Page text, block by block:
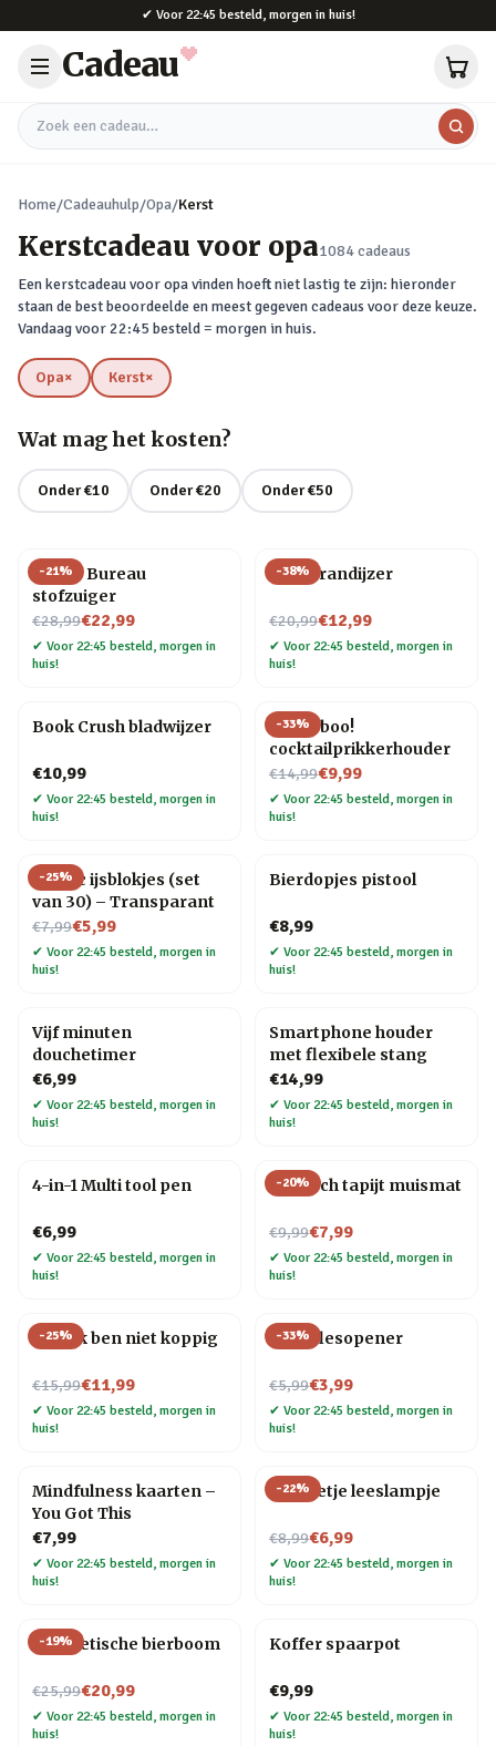
✔ Voor 22:45 besteld, morgen in huis!
Cadeau
Zoek een cadeau
Home/Cadeauhulp/Opa/Kerst
Kerstcadeau voor opa1084cadeaus
Een kerstcadeau voor opa vinden hoeft niet lastig te zijn: hieronder
staan de best beoordeelde en meest gegeven cadeaus voor deze keuze.
Vandaag voor 22:45 besteld = morgen in huis.
Opa×
verwijderenKerst×
verwijderen
Wat mag het kosten?
Onder €10 Onder €20 Onder €50
-21%
Henry Bureau
stofzuiger
€28,99
Nu voor€22,99
✔ Voor 22:45 besteld, morgen in
huis!
-38%
BBQ brandijzer
€20,99
Nu voor€12,99
✔ Voor 22:45 besteld, morgen in
huis!
Book Crush bladwijzer
€10,99
✔ Voor 22:45 besteld, morgen in
huis!
-33%
Pick a boo!
cocktailprikkerhouder
€14,99
Nu voor€9,99
✔ Voor 22:45 besteld, morgen in
huis!
-25%
Plastic ijsblokjes (set
van 30) – Transparant
€7,99
Nu voor€5,99
✔ Voor 22:45 besteld, morgen in
huis!
Bierdopjes pistool
€8,99
✔ Voor 22:45 besteld, morgen in
huis!
Vijf minuten
douchetimer
€6,99
✔ Voor 22:45 besteld, morgen in
huis!
Smartphone houder
met flexibele stang
€14,99
✔ Voor 22:45 besteld, morgen in
huis!
4-in-1 Multi tool pen
€6,99
✔ Voor 22:45 besteld, morgen in
huis!
-20%
Perzisch tapijt muismat
€9,99
Nu voor€7,99
✔ Voor 22:45 besteld, morgen in
huis!
-25%
Mok Ik ben niet koppig
€15,99
Nu voor€11,99
✔ Voor 22:45 besteld, morgen in
huis!
-33%
Fiets flesopener
€5,99
Nu voor€3,99
✔ Voor 22:45 besteld, morgen in
huis!
Mindfulness kaarten –
You Got This
€7,99
✔ Voor 22:45 besteld, morgen in
huis!
-22%
Mannetje leeslampje
€8,99
Nu voor€6,99
✔ Voor 22:45 besteld, morgen in
huis!
-19%
Magnetische bierboom
€25,99
Nu voor€20,99
✔ Voor 22:45 besteld, morgen in
huis!
Koffer spaarpot
€9,99
✔ Voor 22:45 besteld, morgen in
huis!